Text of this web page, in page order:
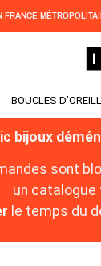
FRANCE
BOUCLES
bijoux
sont
un catalogue
le temps du